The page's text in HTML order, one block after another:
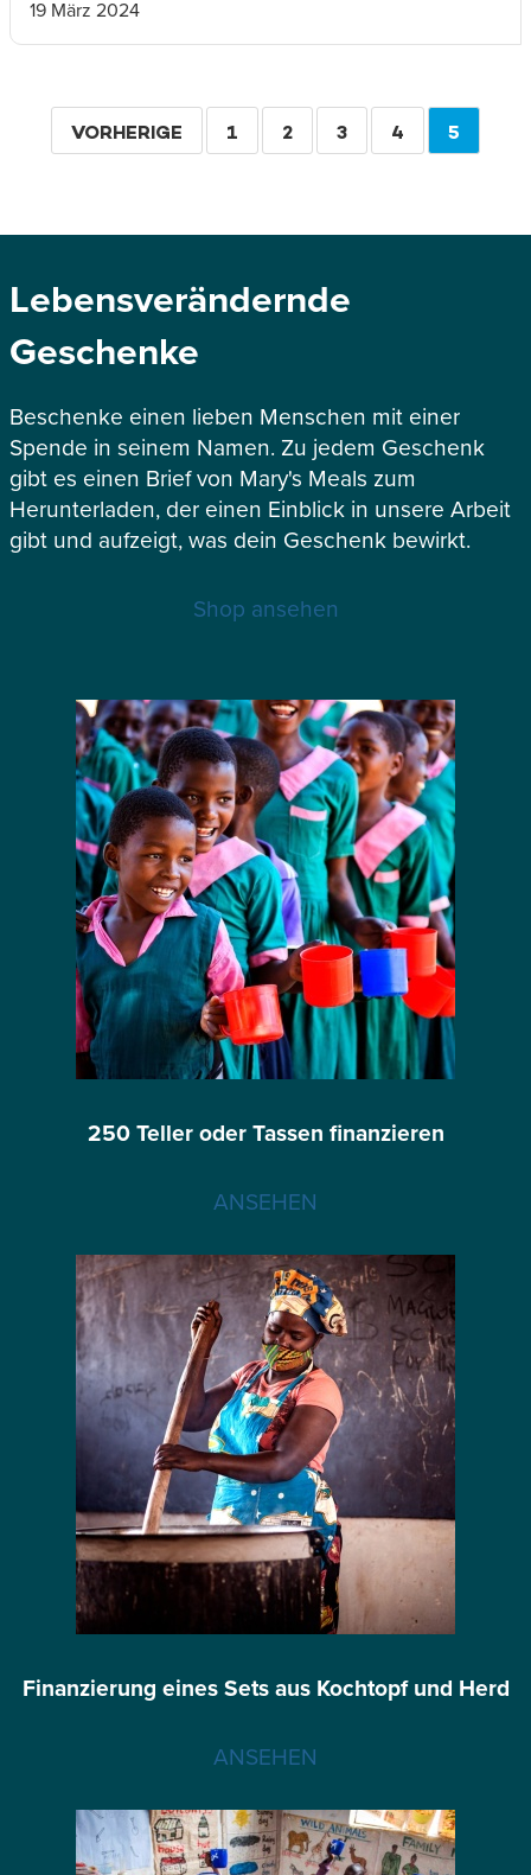
19 März 2024
Seitennummerierung
VORHERIGE
VORHERIGE SEITE
1 SEITE
2 SEITE
3 SEITE
4 5
Lebensverändernde
Geschenke
Beschenke einen lieben Menschen mit einer
Spende in seinem Namen. Zu jedem Geschenk
gibt es einen Brief von Mary's Meals zum
Herunterladen, der einen Einblick in unsere Arbeit
gibt und aufzeigt, was dein Geschenk bewirkt.
Shop ansehen
250 Teller oder Tassen finanzieren
ANSEHEN
Finanzierung eines Sets aus Kochtopf und Herd
ANSEHEN